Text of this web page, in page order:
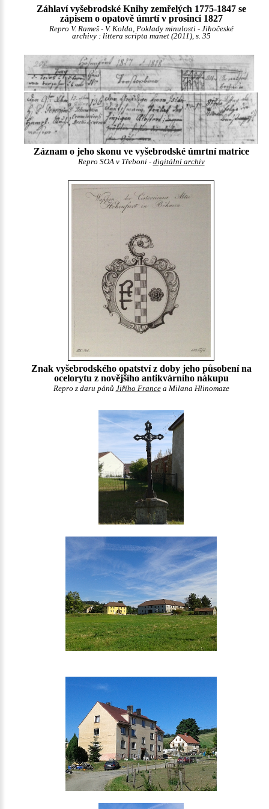
Záhlaví vyšebrodské Knihy zemřelých 1775-1847 se
zápisem o opatově úmrtí v prosinci 1827
Repro V. Rameš - V. Kolda, Poklady minulosti - Jihočeské
archivy : littera scripta manet (2011), s. 35
Záznam o jeho skonu ve vyšebrodské úmrtní matrice
Repro SOA v Třeboni - digitální archiv
Znak vyšebrodského opatství z doby jeho působení na
ocelorytu z novějšího antikvárního nákupu
Repro z daru pánů Jiřího Francea Milana Hlinomaze